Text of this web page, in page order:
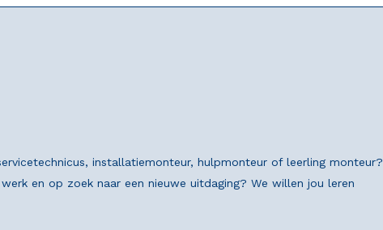
installatiemonteur, hulpmonteur of leerling monteur?
en op zoek naar een nieuwe uitdaging? We willen jou leren